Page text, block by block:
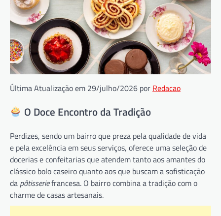
Última Atualização em 29/julho/2026 por Redacao
O Doce Encontro da Tradição
Perdizes, sendo um bairro que preza pela qualidade de vida
e pela excelência em seus serviços, oferece uma seleção de
docerias e confeitarias que atendem tanto aos amantes do
clássico bolo caseiro quanto aos que buscam a sofisticação
da pâtisseriefrancesa. O bairro combina a tradição com o
charme de casas artesanais.